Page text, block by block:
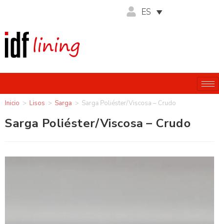
ES
Inicio > Lisos > Sarga > Sarga Poliéster/Viscosa – Crudo
Sarga Poliéster/Viscosa – Crudo